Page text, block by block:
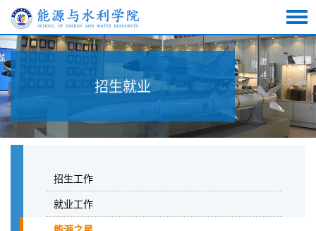
招生就业
招生工作
就业工作